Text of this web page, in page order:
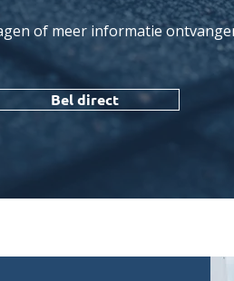
of meer informatie
Bel direct